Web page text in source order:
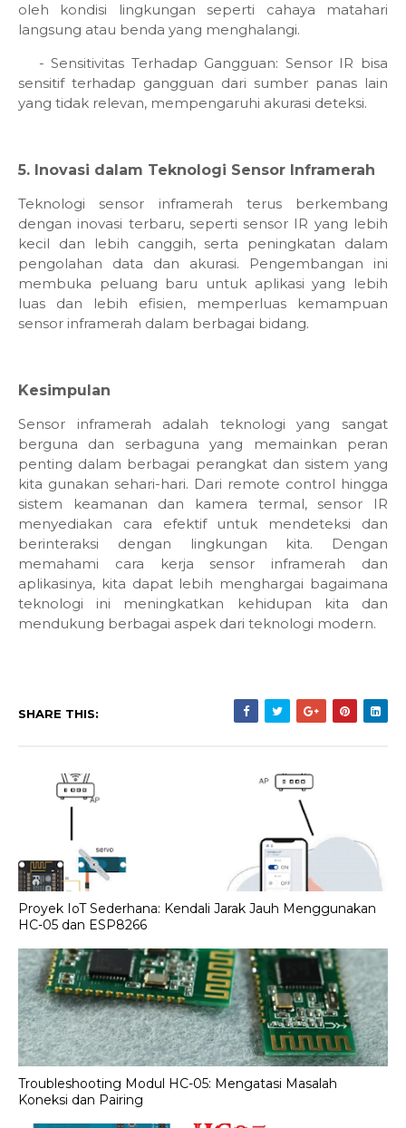
oleh kondisi lingkungan seperti cahaya matahari
langsung atau benda yang menghalangi.
- Sensitivitas Terhadap Gangguan: Sensor IR bisa
sensitif terhadap gangguan dari sumber panas lain
yang tidak relevan, mempengaruhi akurasi deteksi.
5. Inovasi dalam Teknologi Sensor Inframerah
Teknologi sensor inframerah terus berkembang
dengan inovasi terbaru, seperti sensor IR yang lebih
kecil dan lebih canggih, serta peningkatan dalam
pengolahan data dan akurasi. Pengembangan ini
membuka peluang baru untuk aplikasi yang lebih
luas dan lebih efisien, memperluas kemampuan
sensor inframerah dalam berbagai bidang.
Kesimpulan
Sensor inframerah adalah teknologi yang sangat
berguna dan serbaguna yang memainkan peran
penting dalam berbagai perangkat dan sistem yang
kita gunakan sehari-hari. Dari remote control hingga
sistem keamanan dan kamera termal, sensor IR
menyediakan cara efektif untuk mendeteksi dan
berinteraksi dengan lingkungan kita. Dengan
memahami cara kerja sensor inframerah dan
aplikasinya, kita dapat lebih menghargai bagaimana
teknologi ini meningkatkan kehidupan kita dan
mendukung berbagai aspek dari teknologi modern.
SHARE THIS:
Proyek IoT Sederhana: Kendali Jarak Jauh Menggunakan
HC-05 dan ESP8266
Troubleshooting Modul HC-05: Mengatasi Masalah
Koneksi dan Pairing